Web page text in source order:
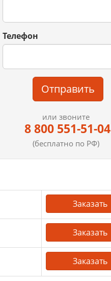
Телефон
Отправить
или звоните
8 800 551-51-04
(бесплатно по РФ)
Заказать
Заказать
Заказать